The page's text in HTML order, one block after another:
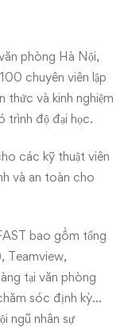
phòng Hà Nội,
chuyên viên lập
thức và kinh nghiệm
độ đại học.
các kỹ thuật viên
và an toàn cho
bao gồm tổng
Teamview,
tại văn phòng
sóc định kỳ…
ngũ nhân sự